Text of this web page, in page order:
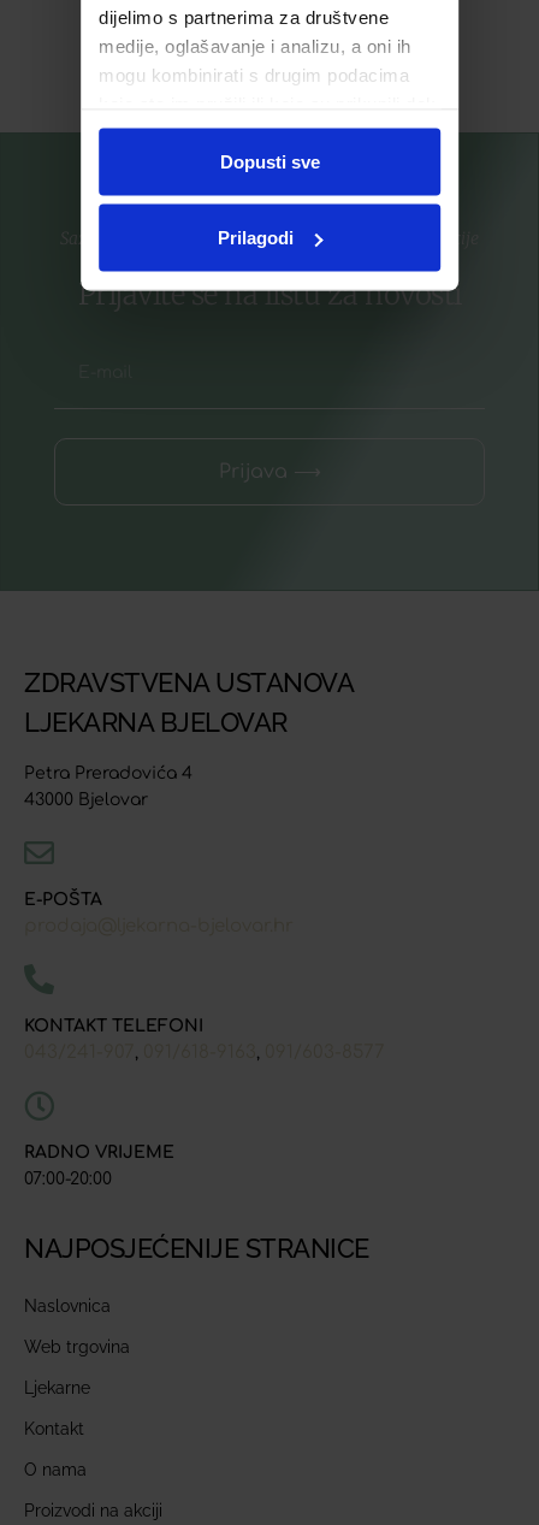
dijelimo s partnerima za društvene
medije, oglašavanje i analizu, a oni ih
mogu kombinirati s drugim podacima
ste upotrebljavali njihove usluge.
Dopusti sve
Prilagodi
1 2 →
Saznajte prvi za nove proizvode i ekskluzivne promocije
Prijavite se na listu za novosti
Prijava ⟶
ZDRAVSTVENA USTANOVA
LJEKARNA BJELOVAR
Petra Preradovića 4
43000 Bjelovar
E-POŠTA
KONTAKT TELEFONI
RADNO VRIJEME
07:00-20:00
NAJPOSJEĆENIJE STRANICE
Naslovnica
Web trgovina
Ljekarne
Kontakt
O nama
Proizvodi na akciji